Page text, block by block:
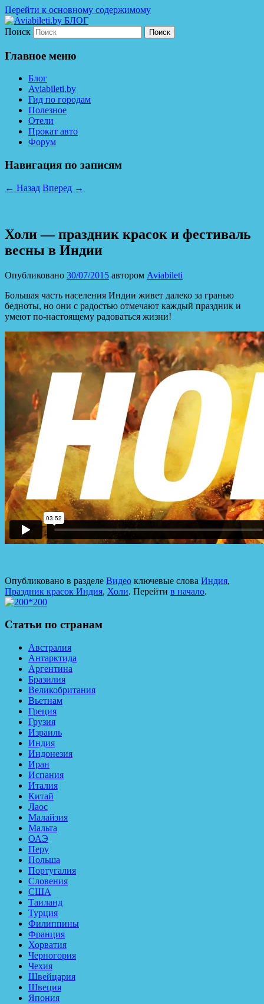
Перейти к основному содержимому
Aviabileti.by БЛОГ
Дешевые авиабилеты по всему миру. С
нами легко путешествовать!
Поиск
Главное меню
Блог
Aviabileti.by
Гид по городам
Полезное
Отели
Прокат авто
Форум
Навигация по записям
← Назад Вперед →
Холи — праздник красок и фестиваль
весны в Индии
Опубликовано 30/07/2015 автором Aviabileti
Большая часть населения Индии живет далеко за гранью
бедноты, но они с радостью отмечают каждый праздник и
умеют по-настоящему радоваться жизни!
Опубликовано в разделе Видео ключевые слова Индия,
Праздник красок Индия, Холи. Перейти в начало.
Статьи по странам
Австралия
Антарктида
Аргентина
Бразилия
Великобритания
Вьетнам
Греция
Грузия
Израиль
Индия
Индонезия
Иран
Испания
Италия
Китай
Лаос
Малайзия
Мальта
ОАЭ
Перу
Польша
Португалия
Словения
США
Таиланд
Турция
Филиппины
Франция
Хорватия
Черногория
Чехия
Швейцария
Швеция
Япония